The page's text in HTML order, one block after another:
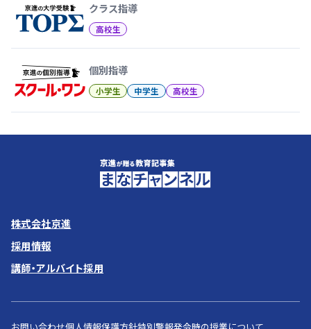
クラス指導
高校生
個別指導
小学生 中学生 高校生
株式会社京進
採用情報
講師・アルバイト採用